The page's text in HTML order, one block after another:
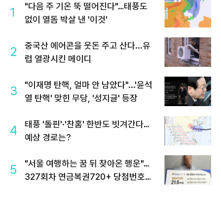
1
"다음 주 기온 뚝 떨어진다"…태풍도
없이 열돔 박살 낸 '이것'
2
중국산 에어콘을 웃돈 주고 산다...유
럽 열광시킨 메이디
3
"이재명 탄핵, 얼마 안 남았다"...'윤석
열 탄핵' 맞힌 무당, '성지글' 등장
4
태풍 '돌핀'·'찬홈' 한반도 빗겨간다…
예상 경로는?
5
"서울 여행하는 꿈 뒤 찾아온 행운"…
327회차 연금복권720+ 당첨번호조